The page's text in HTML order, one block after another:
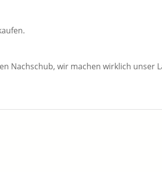
Nachschub, wir machen wirklich unser